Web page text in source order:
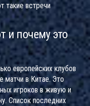
такие встречи
и почему это
европейских клубов
матчи в Китае. Это
игроков в живую и
Список последних